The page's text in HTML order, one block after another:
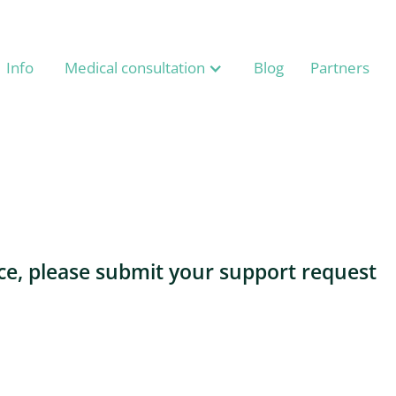
Info Medical consultation Blog Partners
please submit your support request